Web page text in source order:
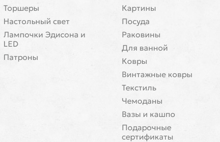
Торшеры
Настольный свет
Лампочки Эдисона и
LED
Патроны
Картины
Посуда
Раковины
Для ванной
Ковры
Винтажные ковры
Текстиль
Чемоданы
Вазы и кашпо
Подарочные
сертификаты